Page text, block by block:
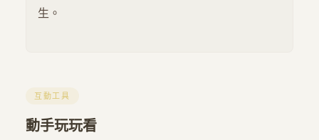
生。
互動工具
動手玩玩看